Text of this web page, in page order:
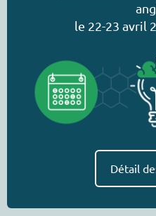
le 22-23 avril
Détail